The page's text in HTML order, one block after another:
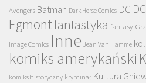
Avengers Batman Dark Horse Comics DC
Egmontfantastyka fantasy
Image Comics Inne Jean Van Hamme
komiks amerykański
komiks historyczny kryminał Kultura